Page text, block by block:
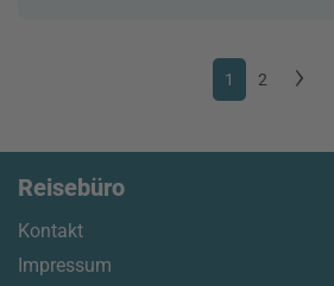
1 2
Reisebüro
Kontakt
Impressum